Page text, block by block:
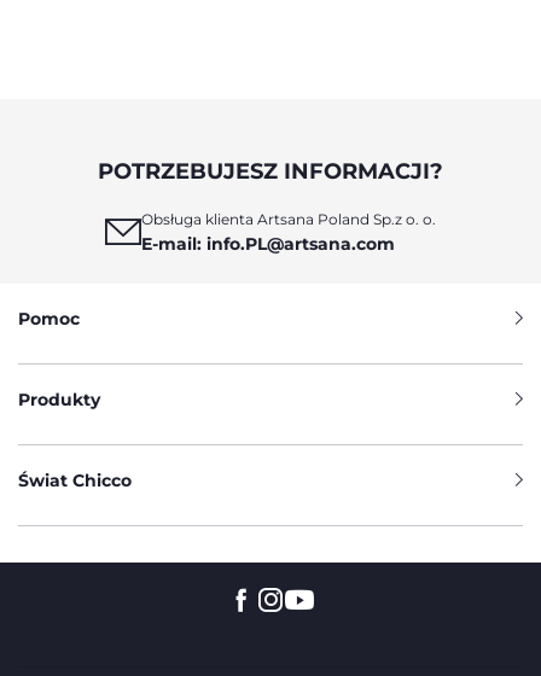
POTRZEBUJESZ INFORMACJI?
Obsługa klienta Artsana Poland Sp.z o. o.
E-mail: info.PL@artsana.com
Pomoc
Produkty
Świat Chicco